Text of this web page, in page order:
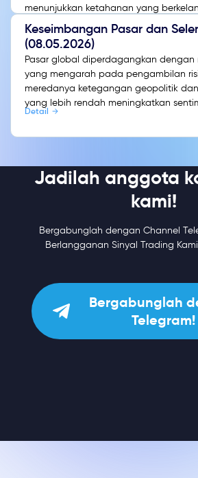
menunjukkan ketahanan yang
tenaga kerja meskipun terjadi
sedang berlangsung.
Keseimbangan Pasar dan
(08.05.2026)
Pasar global diperdagangkan
yang mengarah pada pengambilan
meredanya ketegangan geopolitik
yang lebih rendah meningkatkan
Detail
Jadilah anggota
kami!
Bergabunglah dengan Channel
Berlangganan Sinyal Trading
Bergabunglah
Telegram!